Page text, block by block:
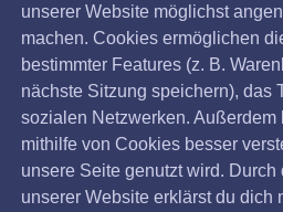
unserer Website möglichst
machen. Cookies ermöglichen
bestimmter Features (z. B.
nächste Sitzung speichern), das
sozialen Netzwerken. Außerdem
mithilfe von Cookies besser
unsere Seite genutzt wird. Durch
unserer Website erklärst du dich
Widerruf
Impressum
Absagen